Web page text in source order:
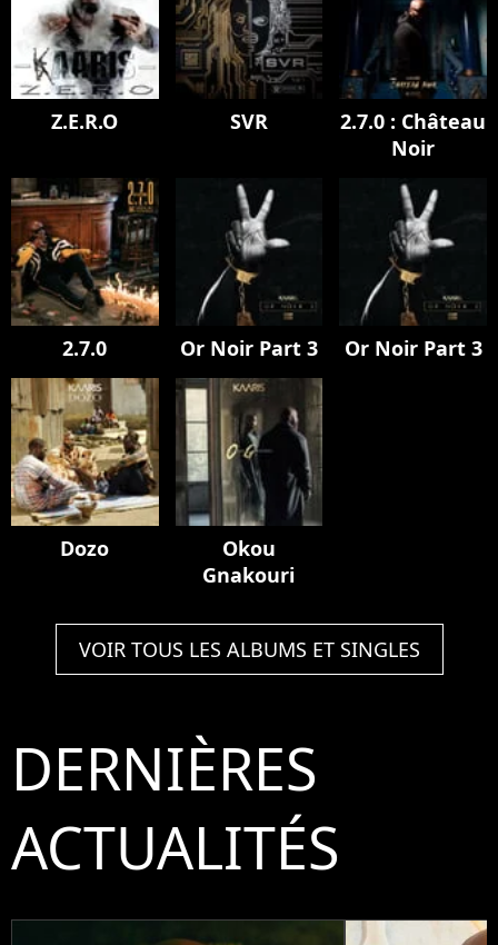
Z.E.R.O SVR
2.7.0 : Château
Noir
2.7.0 Or Noir Part 3 Or Noir Part 3
Dozo
Okou
Gnakouri
VOIR TOUS LES ALBUMS ET SINGLES
DERNIÈRES
ACTUALITÉS